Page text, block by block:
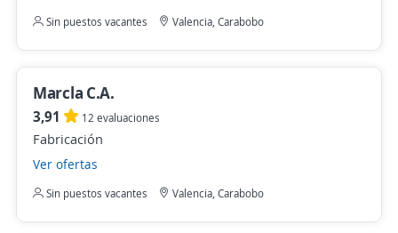
Sin puestos vacantes Valencia, Carabobo
Marcla C.A.
3,91 12 evaluaciones
Fabricación
Ver ofertas
Sin puestos vacantes Valencia, Carabobo